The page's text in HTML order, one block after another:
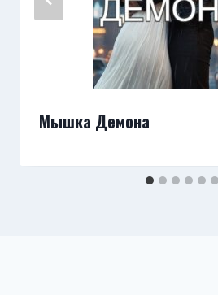
Мышка Демона